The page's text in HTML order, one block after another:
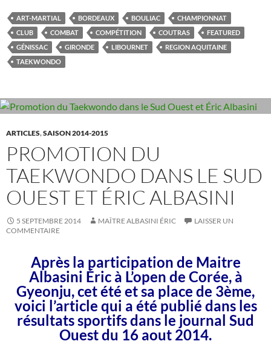
e
b
o
o
to
d
o
n
ail ta
g
er
ART-MARTIAL BORDEAUX BOULIAC
CHAMPIONNAT
CLUB
COMBAT COMPÉTITION COUTRAS
FEATURED
GÉNISSAC
GIRONDE LIBOURNET
REGION AQUITAINE
TAEKWONDO
ARTICLES,SAISON 2014-2015
PROMOTION DU
TAEKWONDO DANS LE SUD
OUEST ET ÉRIC ALBASINI
5 SEPTEMBRE 2014 MAÎTRE ALBASINI ÉRIC
LAISSER UN
COMMENTAIRE
Après la participation de Maitre
Albasini Éric à L’open de Corée, à
Gyeonju, cet été et sa place de 3ème,
voici l’article qui a été publié dans les
résultats sportifs dans le journal Sud
Ouest du 16 aout 2014.